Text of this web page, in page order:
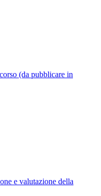
(da pubblicare in
e valutazione della